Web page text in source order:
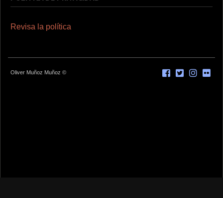
Revisa la política
Oliver Muñoz Muñoz ©